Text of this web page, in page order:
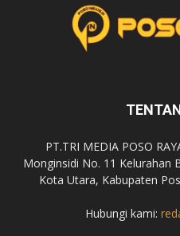
PT.TRI MEDIA POSO
Monginsidi No. 11 Kelurahan
Kota Utara, Kabupaten
Hubungi kami: